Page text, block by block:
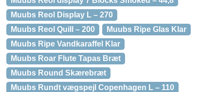
Muubs Reol Display L – 270
Muubs Reol Quill – 200
Muubs Ripe Glas Klar
Muubs Ripe Vandkaraffel Klar
Muubs Roar Flute Tapas Bræt
Muubs Round Skærebræt
Muubs Rundt vægspejl Copenhagen L – 110